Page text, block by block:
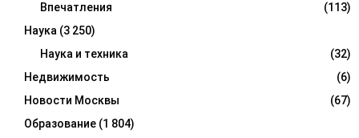
Впечатления
(113)
Наука (3 250)
Наука и техника
(32)
Недвижимость
(6)
Новости Москвы
(67)
Образование (1 804)